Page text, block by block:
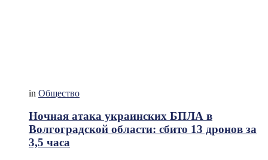
in Общество
Ночная атака украинских БПЛА в
Волгоградской области: сбито 13 дронов за
3,5 часа